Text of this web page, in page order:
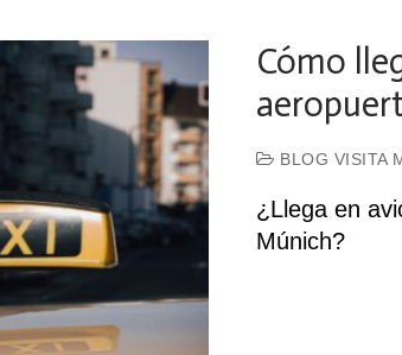
Cómo
BLOG VISITA
¿Llega en
Múnich?